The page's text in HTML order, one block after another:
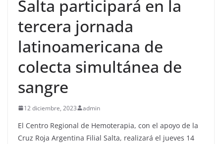
Salta participará en la
tercera jornada
latinoamericana de
colecta simultánea de
sangre
12 diciembre, 2023 admin
El Centro Regional de Hemoterapia, con el apoyo de la
Cruz Roja Argentina Filial Salta, realizará el jueves 14